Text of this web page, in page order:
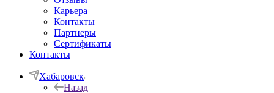
Карьера
Контакты
Партнеры
Сертификаты
Контакты
Хабаровск
Назад